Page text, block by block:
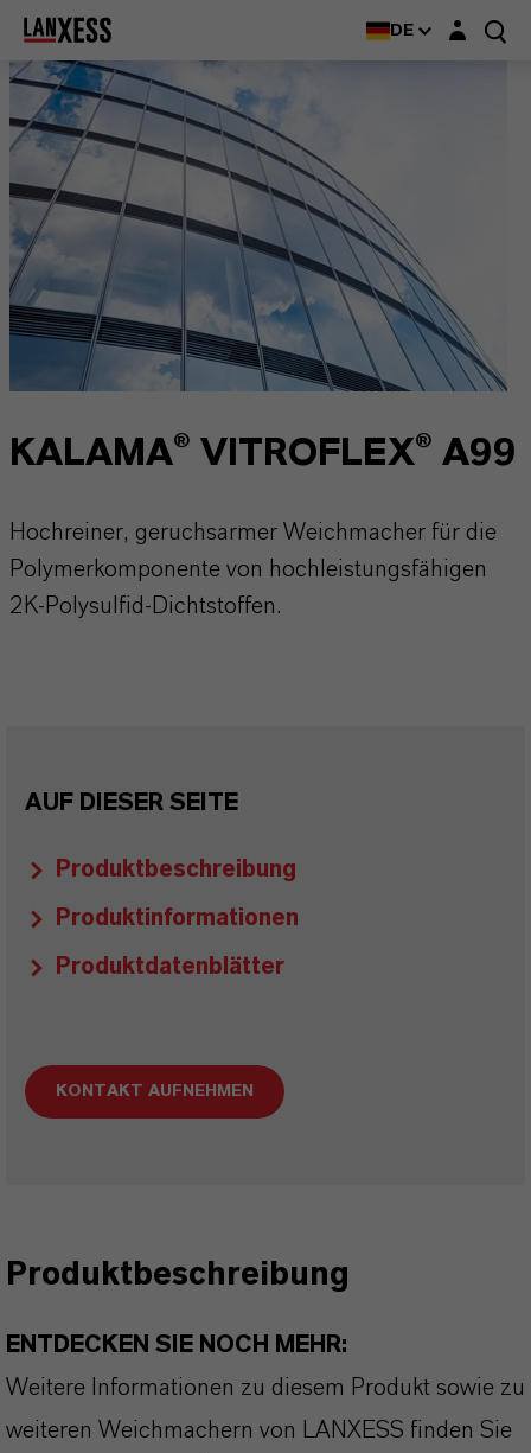
DE Login-Maske
KALAMA® VITROFLEX® A99
Hochreiner, geruchsarmer Weichmacher für die
Polymerkomponente von hochleistungsfähigen
2K-Polysulfid-Dichtstoffen.
AUF DIESER SEITE
Produktbeschreibung
Produktinformationen
Produktdatenblätter
KONTAKT AUFNEHMEN
Produktbeschreibung
ENTDECKEN SIE NOCH MEHR:
Weitere Informationen zu diesem Produkt sowie zu
weiteren Weichmachern von LANXESS finden Sie